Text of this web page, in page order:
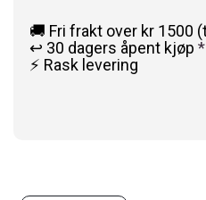
🚚 Fri frakt over kr 1500
↩️ 30 dagers åpent kjøp *
⚡ Rask levering